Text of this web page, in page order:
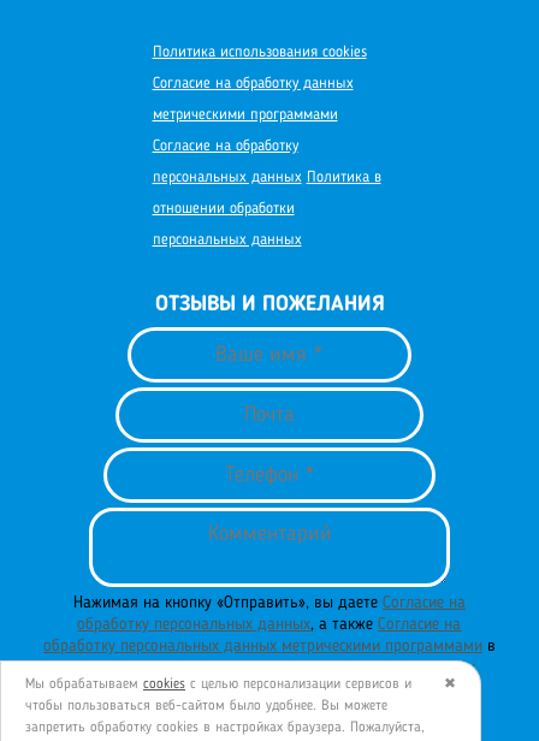
Политика использования cookies
Согласие на обработку данных
метрическими программами
Согласие на обработку
персональных данных
Политика в
отношении обработки
персональных данных
ОТЗЫВЫ И ПОЖЕЛАНИЯ
Нажимая на кнопку «Отправить», вы даете Согласие на
обработку персональных данных, а такжеСогласие на
обработку персональных данных метрическими программамив
Политики обработки персональных
данных. ✖
Мы обрабатываем cookies с целью персонализации сервисов и
чтобы пользоваться веб-сайтом было удобнее. Вы можете
запретить обработку сookies в настройках браузера. Пожалуйста,